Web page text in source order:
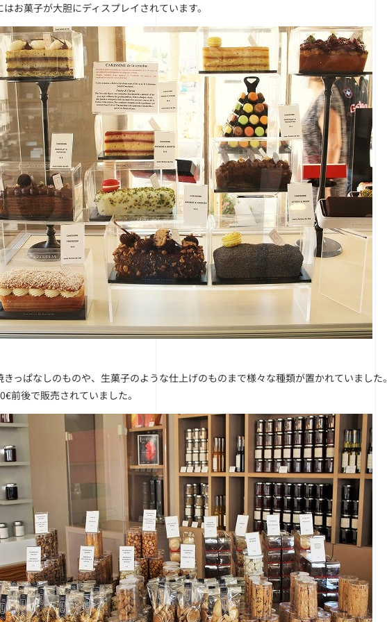
お菓子が大胆にディスプレイされています。
きっぱなしのものや、生菓子のような仕上げのものまで様々な種類が置かれていました。
前後で販売されていました。